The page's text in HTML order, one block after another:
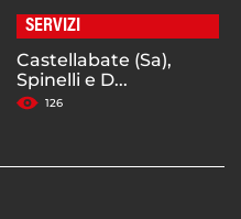
SERVIZI
Castellabate (Sa),
Spinelli e D...
126